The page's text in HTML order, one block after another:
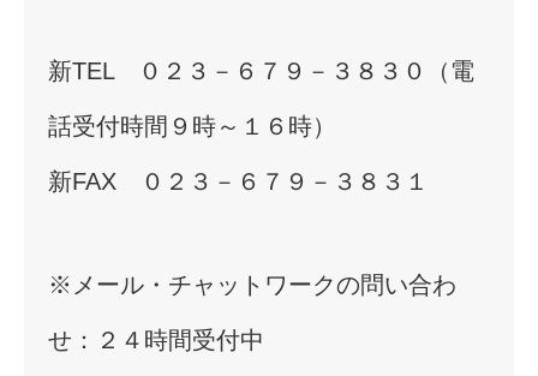
新TEL ０２３－６７９－３８３０（電
話受付時間９時～１６時）
新FAX ０２３－６７９－３８３１
※メール・チャットワークの問い合わ
せ：２４時間受付中